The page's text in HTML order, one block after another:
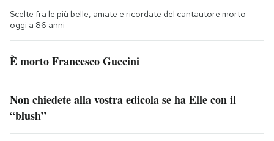
Scelte fra le più belle, amate e ricordate del cantautore morto
oggi a 86 anni
È morto Francesco Guccini
Non chiedete alla vostra edicola se ha Elle con il
“blush”